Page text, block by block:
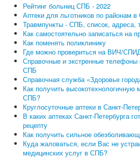
Рейтинг больниц СПБ - 2022
Аптеки для льготников по районам в
Травмпункты - СПБ, список, адреса,
Как самостоятельно записаться на
Как поменять поликлинику
Где можно провериться на ВИЧ/
Справочные и экстренные
СПБ
Справочная служба «Здоровье
Как получить
СПБ?
Круглосуточные аптеки в Санкт-
В каких аптеках Санкт-Петербурга
рецепту
Как получить сильное
Куда жаловаться, если Вас не
медицинских услуг в СПБ?